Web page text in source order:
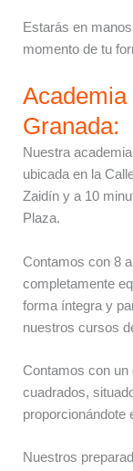
Estarás en
momento de tu
Academia
Granada:
Nuestra
ubicada en la
Zaidín y a 10
Plaza.
Contamos con 8
completamente
forma íntegra y
nuestros cursos
Contamos con un
cuadrados,
proporcionándote
Nuestros